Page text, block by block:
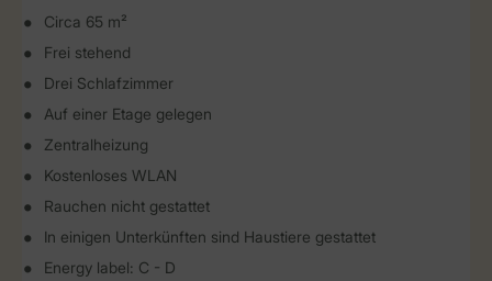
Circa 65 m²
Frei stehend
Drei Schlafzimmer
Auf einer Etage gelegen
Zentralheizung
Kostenloses WLAN
Rauchen nicht gestattet
In einigen Unterkünften sind Haustiere gestattet
Energy label: C - D